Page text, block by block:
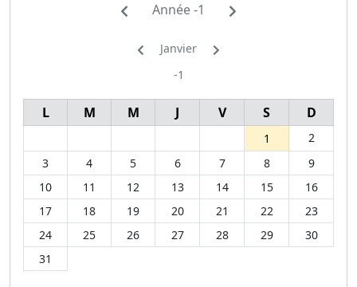
Année -1
Janvier
-1
L M M J V S D
1
2
3
4 5 6 7 8
9
10
11 12 13 14 15
16
17
18 19 20 21 22
23
24
25 26 27 28 29
30
31